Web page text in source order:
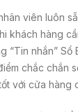
viên luôn
khách hàng
“Tin nhắn” Sổ
chắc chắn
với cửa hàng